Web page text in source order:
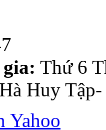
Thứ 6
Huy
Yahoo